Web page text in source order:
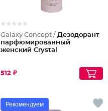
Galaxy Concept / Дезодорант
парфюмированный
женский Crystal
512 ₽
Рекомендуем